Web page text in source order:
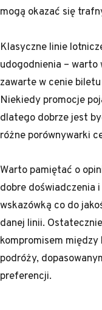
mogą okazać się
Klasyczne linie
udogodnienia –
zawarte w cenie
Niekiedy promocje
dlatego dobrze jest
różne porównywarki
Warto pamiętać o
dobre doświadczenia
wskazówką co do
danej linii.
kompromisem
podróży,
preferencji.